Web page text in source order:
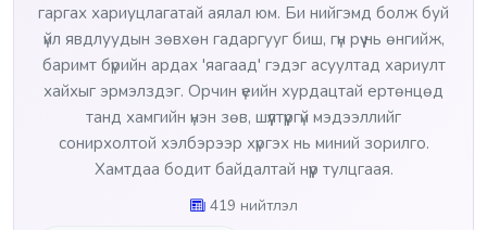
гаргах хариуцлагатай аялал юм. Би нийгэмд болж буй
үйл явдлуудын зөвхөн гадаргууг биш, гүн рүү нь өнгийж,
баримт бүрийн ардах 'яагаад' гэдэг асуултад хариулт
хайхыг эрмэлздэг. Орчин үеийн хурдацтай ертөнцөд
танд хамгийн үнэн зөв, шүүлтүүргүй мэдээллийг
сонирхолтой хэлбэрээр хүргэх нь миний зорилго.
Хамтдаа бодит байдалтай нүүр тулцгаая.
419 нийтлэл